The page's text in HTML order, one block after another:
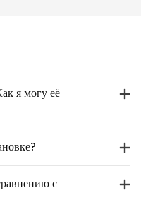
я могу её
с